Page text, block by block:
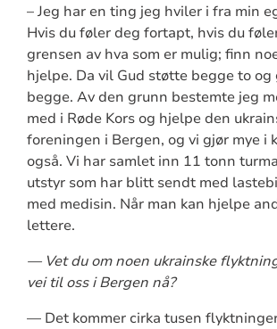
– Jeg har en ting jeg hviler i fra min
Hvis du føler deg fortapt, hvis du
grensen av hva som er mulig; finn
hjelpe. Da vil Gud støtte begge to
begge. Av den grunn bestemte jeg
med i Røde Kors og hjelpe den
foreningen i Bergen, og vi gjør mye i
også. Vi har samlet inn 11 tonn
utstyr som har blitt sendt med
med medisin. Når man kan hjelpe
lettere.
— Vet du om noen ukrainske
vei til oss i Bergen nå?
— Det kommer cirka tusen